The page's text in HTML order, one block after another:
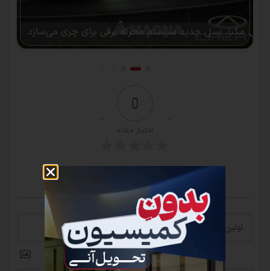
مگنا، نسل جدید سیستم محرکه برقی برای چری می‌سازد
0
امتیاز مقاله